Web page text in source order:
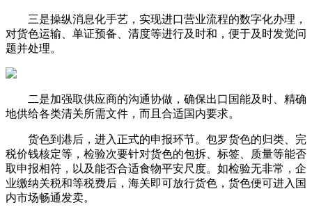
三是操纵消息化手艺，实现进口营业流程的数字化办理，
对货色运输、单证预备、清度等进行及时和，便于及时发觉问
题并处理。
二是加强取供应商的沟通协做，确保出口国能及时、精确
地供给各类清关所需文件，而且合适国内要求。
货色到港后，进入正式的申报环节。包罗货色的归类、完
税价钱核定等，检验次要针对货色的包拆、标签、质量等能否
取申报相符，以及能否合适食物平安尺度。如检验无非常，企
业缴纳关税和等税费后，海关即可放行货色，货色便可进入国
内市场畅通发卖。